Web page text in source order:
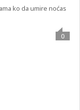
ko da umire noćas
0